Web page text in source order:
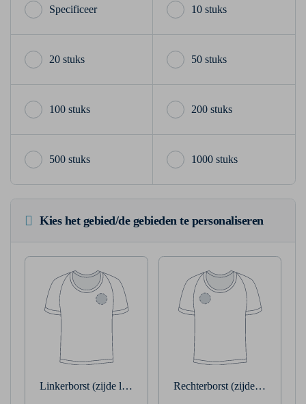
10 stuks
20 stuks 50 stuks
100 stuks 200 stuks
500 stuks 1000 stuks
Kies het gebied/de gebieden te personaliseren
Linkerborst (zijde linkerarm) Rechterborst (zijde